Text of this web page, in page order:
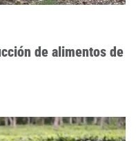
de alimentos de